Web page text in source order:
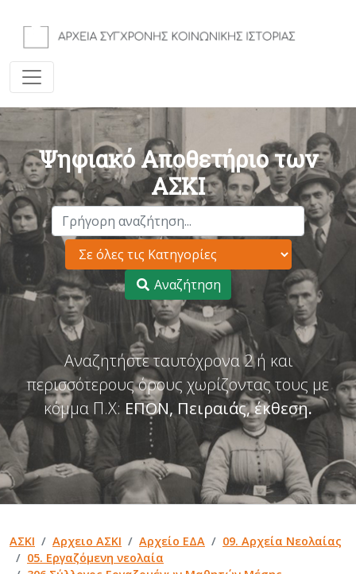
Ψηφιακό Αποθετήριο των
ΑΣΚΙ
Αναζήτηση
Αναζητήστε ταυτόχρονα 2 ή και
περισσότερους όρους χωρίζοντας τους με
κόμμα Π.Χ: ΕΠΟΝ, Πειραιάς, έκθεση.
ΑΣΚΙ Αρχειο ΑΣΚΙ Αρχείο ΕΔΑ
09. Αρχεία Νεολαίας
05. Εργαζόμενη νεολαία